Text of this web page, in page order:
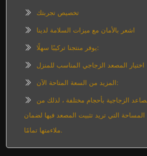
تخصيص تجربتك
اشعر بالأمان مع ميزات السلامة لدينا
يوفر منتجنا تركيبًا سهلًا:
اختيار المصعد الزجاجي المناسب للمنزل
المزيد من السعة المتاحة الآن:
الزجاجية بأحجام مختلفة ، لذلك من
التي تريد تثبيت المصعد فيها لضمان
ملاءمتها تمامًا.